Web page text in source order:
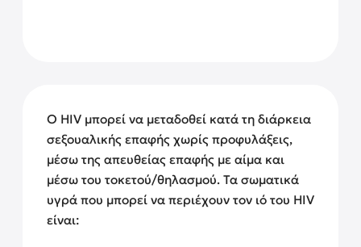
Ο HIV μπορεί να μεταδοθεί κατά τη διάρκεια
σεξουαλικής επαφής χωρίς προφυλάξεις,
μέσω της απευθείας επαφής με αίμα και
μέσω του τοκετού/θηλασμού. Τα σωματικά
υγρά που μπορεί να περιέχουν τον ιό του HIV
είναι: